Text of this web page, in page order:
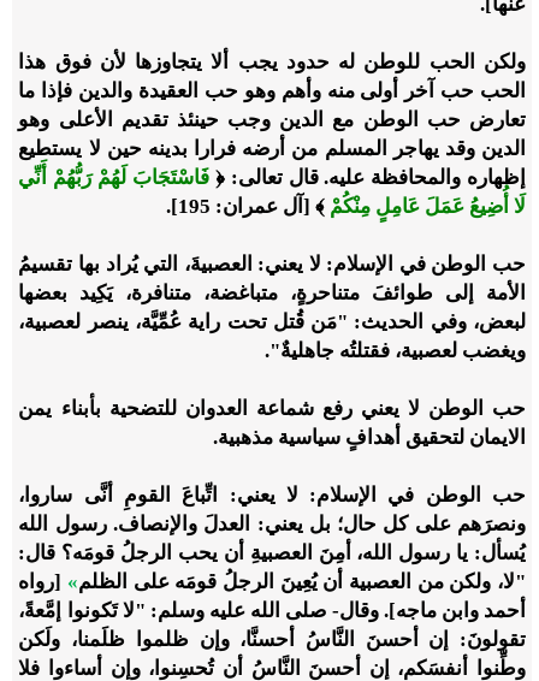
ولكن الحب للوطن له حدود يجب ألا يتجاوزها لأن فوق هذا
الحب حب آخر أولى منه وأهم وهو حب العقيدة والدين فإذا ما
تعارض حب الوطن مع الدين وجب حينئذ تقديم الأعلى وهو
الدين وقد يهاجر المسلم من أرضه فرارا بدينه حين لا يستطيع
إظهاره والمحافظة عليه. قال تعالى: ﴿ فَاسْتَجَابَ لَهُمْ رَبُّهُمْ أَنِّي
لَا أُضِيعُ عَمَلَ عَامِلٍ مِنْكُمْ ﴾ [آل عمران: 195].
حب الوطن في الإسلام: لا يعني: العصبيةَ، التي يُراد بها تقسيمُ
الأمة إلى طوائفَ متناحرةٍ، متباغضة، متنافرة، يَكِيد بعضها
لبعض، وفي الحديث: "مَن قُتل تحت راية عُمِّيَّة، ينصر لعصبية،
ويغضب لعصبية، فقتلتُه جاهليةٌ".
حب الوطن لا يعني رفع شماعة العدوان للتضحية بأبناء يمن
الايمان لتحقيق أهدافٍ سياسية مذهبية.
حب الوطن في الإسلام: لا يعني: اتِّباعَ القومِ أنَّى ساروا،
ونصرَهم على كل حال؛ بل يعني: العدلَ والإنصاف. رسول الله
يُسأل: يا رسول الله، أمِنَ العصبيةِ أن يحب الرجلُ قومَه؟ قال:
"لا، ولكن من العصبية أن يُعِينَ الرجلُ قومَه على الظلم» [رواه
أحمد وابن ماجه]. وقال- صلى الله عليه وسلم: "لا تَكونوا إمَّعةً،
تقولونَ: إن أحسنَ النَّاسُ أحسنَّا، وإن ظلموا ظلَمنا، ولَكن
وطِّنوا أنفسَكم، إن أحسنَ النَّاسُ أن تُحسِنوا، وإن أساءوا فلا